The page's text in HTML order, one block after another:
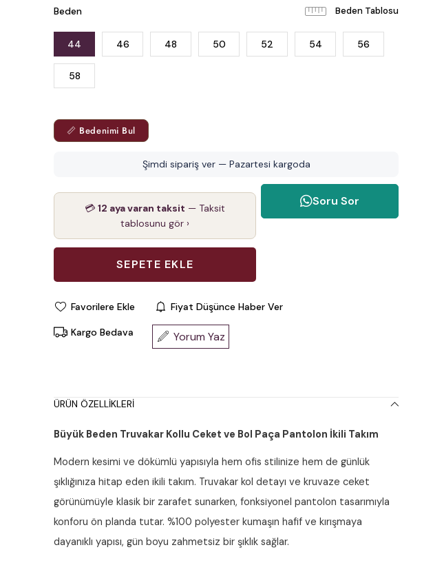
Beden Beden Tablosu
44 46 48 50 52 54 56
58
📏 Bedenimi Bul
Şimdi sipariş ver — Pazartesi kargoda
💳12 aya varan taksit — Taksit
tablosunu gör ›
Soru Sor
Favorilere Ekle Fiyat Düşünce Haber Ver
Kargo Bedava Yorum Yaz
ÜRÜN ÖZELLIKLERI
Büyük Beden Truvakar Kollu Ceket ve Bol Paça Pantolon İkili Takım
Modern kesimi ve dökümlü yapısıyla hem ofis stilinize hem de günlük
şıklığınıza hitap eden ikili takım. Truvakar kol detayı ve kruvaze ceket
görünümüyle klasik bir zarafet sunarken, fonksiyonel pantolon tasarımıyla
konforu ön planda tutar. %100 polyester kumaşın hafif ve kırışmaya
dayanıklı yapısı, gün boyu zahmetsiz bir şıklık sağlar.